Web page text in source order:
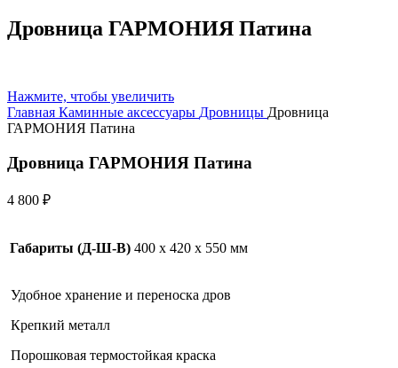
Дровница ГАРМОНИЯ Патина
Нажмите, чтобы увеличить
Главная Каминные аксессуары Дровницы Дровница
ГАРМОНИЯ Патина
Дровница ГАРМОНИЯ Патина
4 800 ₽
Габариты (Д-Ш-В) 400 х 420 х 550 мм
Удобное хранение и переноска дров
Крепкий металл
Порошковая термостойкая краска